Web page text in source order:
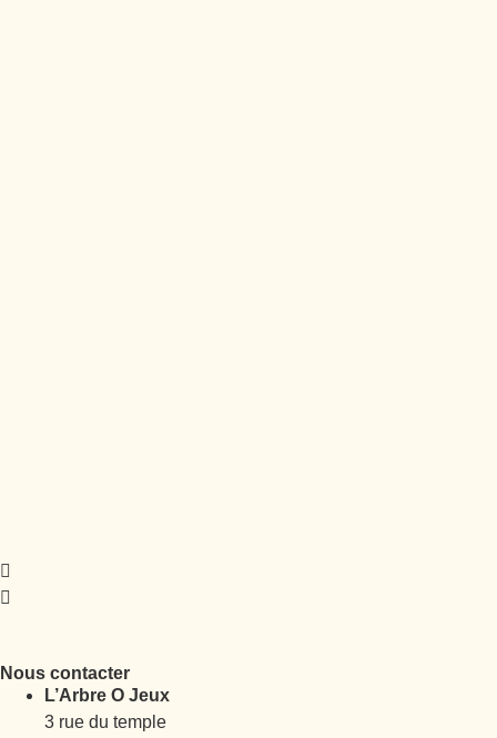
Nous contacter
L’Arbre O Jeux
3 rue du temple